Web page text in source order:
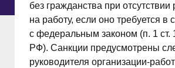
без гражданства при
на работу, если оно требуется в
с федеральным законом (п. 1 ст.
РФ). Санкции предусмотрены
руководителя организации-